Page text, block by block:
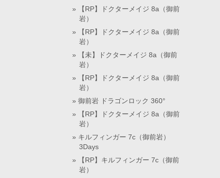
【RP】ドクターメイジ 8a（御前
岩）
【RP】ドクターメイジ 8a（御前
岩）
【未】ドクターメイジ 8a（御前
岩）
【RP】ドクターメイジ 8a（御前
岩）
御前岩 ドラゴンロック 360°
【RP】ドクターメイジ 8a（御前
岩）
キルフィンガー 7c（御前岩）
3Days
【RP】キルフィンガー 7c（御前
岩）